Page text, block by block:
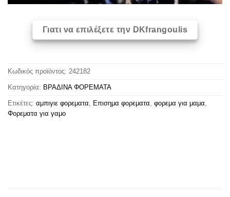
Γιατι να επιλέξετε την DKfrangoulis
Κωδικός προϊόντος: 242182
Κατηγορία: ΒΡΑΔΙΝΑ ΦΟΡΕΜΑΤΑ
Ετικέτες: αμπιγιε φορεματα Επισημα φορεματα φορεμα για μαμα
Φορεματα για γαμο